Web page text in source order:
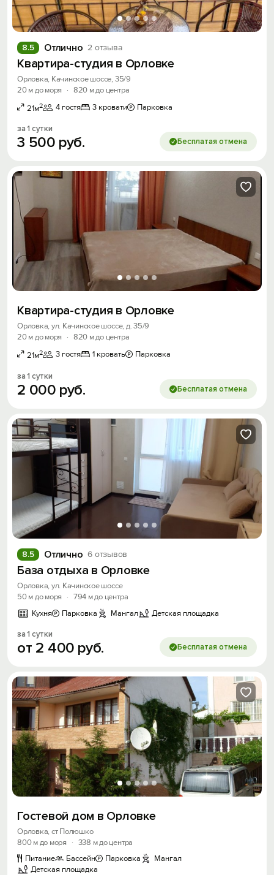
Отлично 2 отзыва
8.5
Квартира-студия в Орловке
Орловка, Качинское шоссе, 35/9
20 м до моря
· 820 м до центра
21м2 4 гостя 3 кровати Парковка
за 1 сутки
3 500 руб. Бесплатая отмена
Квартира-студия в Орловке
Орловка, ул. Качинское шоссе, д. 35/9
20 м до моря
· 820 м до центра
21м2 3 гостя 1 кровать Парковка
за 1 сутки
2 000 руб. Бесплатая отмена
Отлично 6 отзывов
8.5
База отдыха в Орловке
Орловка, ул. Качинское шоссе
50 м до моря
· 794 м до центра
Кухня
Парковка Мангал Детская площадка
за 1 сутки
от 2 400 руб. Бесплатая отмена
Гостевой дом в Орловке
Орловка, ст Полюшко
800 м до моря
· 338 м до центра
Питание
Бассейн Парковка
Мангал
Детская площадка